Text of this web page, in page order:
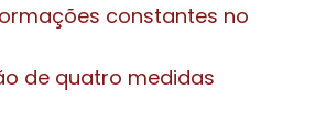
constantes no
de quatro medidas